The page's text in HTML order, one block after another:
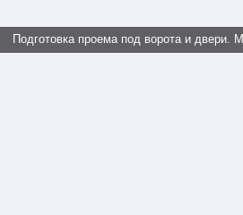
Подготовка проема под ворота и двери.